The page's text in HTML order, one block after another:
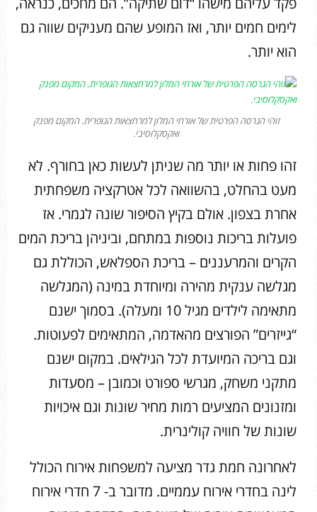
לימים חמים יותר, ואז המופע שהם מעניקים שווה גם
הוא יותר.
זוהי הגרסה הפרטית של אורחי המלון למרחצאות הגופרית. המקום מפנק
ואקסקלוסיבי.
זהו פחות או יותר מה שניתן לעשות כאן בחורף. לא
מעט בהחלט, בהשוואה לכל אטרקציה משפחתית
אחרת בצפון. אולם בקיץ הסיפור שונה לגמרי. אז
פועלות בריכות נוספות במתחם, וביניהן בריכת המים
הקרים והמרעננים – בריכת הספלאש, הכוללת גם
מגלשה ענקית מהירה ומיוחדת במינה (המגלשה
מתאימה לילדים מגיל 10 ומעלה). בסמוך ישנם
“גייזרים” הפורצים מהאדמה, המתאימים לפעוטות.
וגם בריכה המיועדת לכל הגילאים. במקום ישנם
מתקני משחק, מגרשי ספורט וכמובן – מסעדות
ומזנונים המציעים רמות מחיר שונות וגם איכויות
שונות של חוויה קולינרית.
לאחרונה חמת גדר מציעה למשפחות אירוח הכולל
לינה בחדרי אירוח עממיים. מדובר ב- 7 חדרי אירוח